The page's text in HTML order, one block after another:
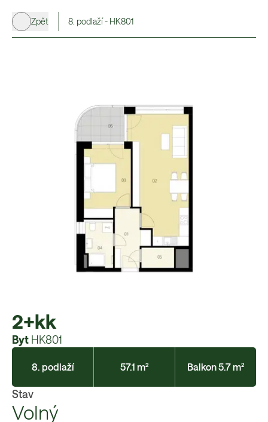
Zpět 8. podlaží - HK801
2+kk
Byt HK801
8. podlaží 57.1 m² Balkon 5.7 m²
Stav
Volný